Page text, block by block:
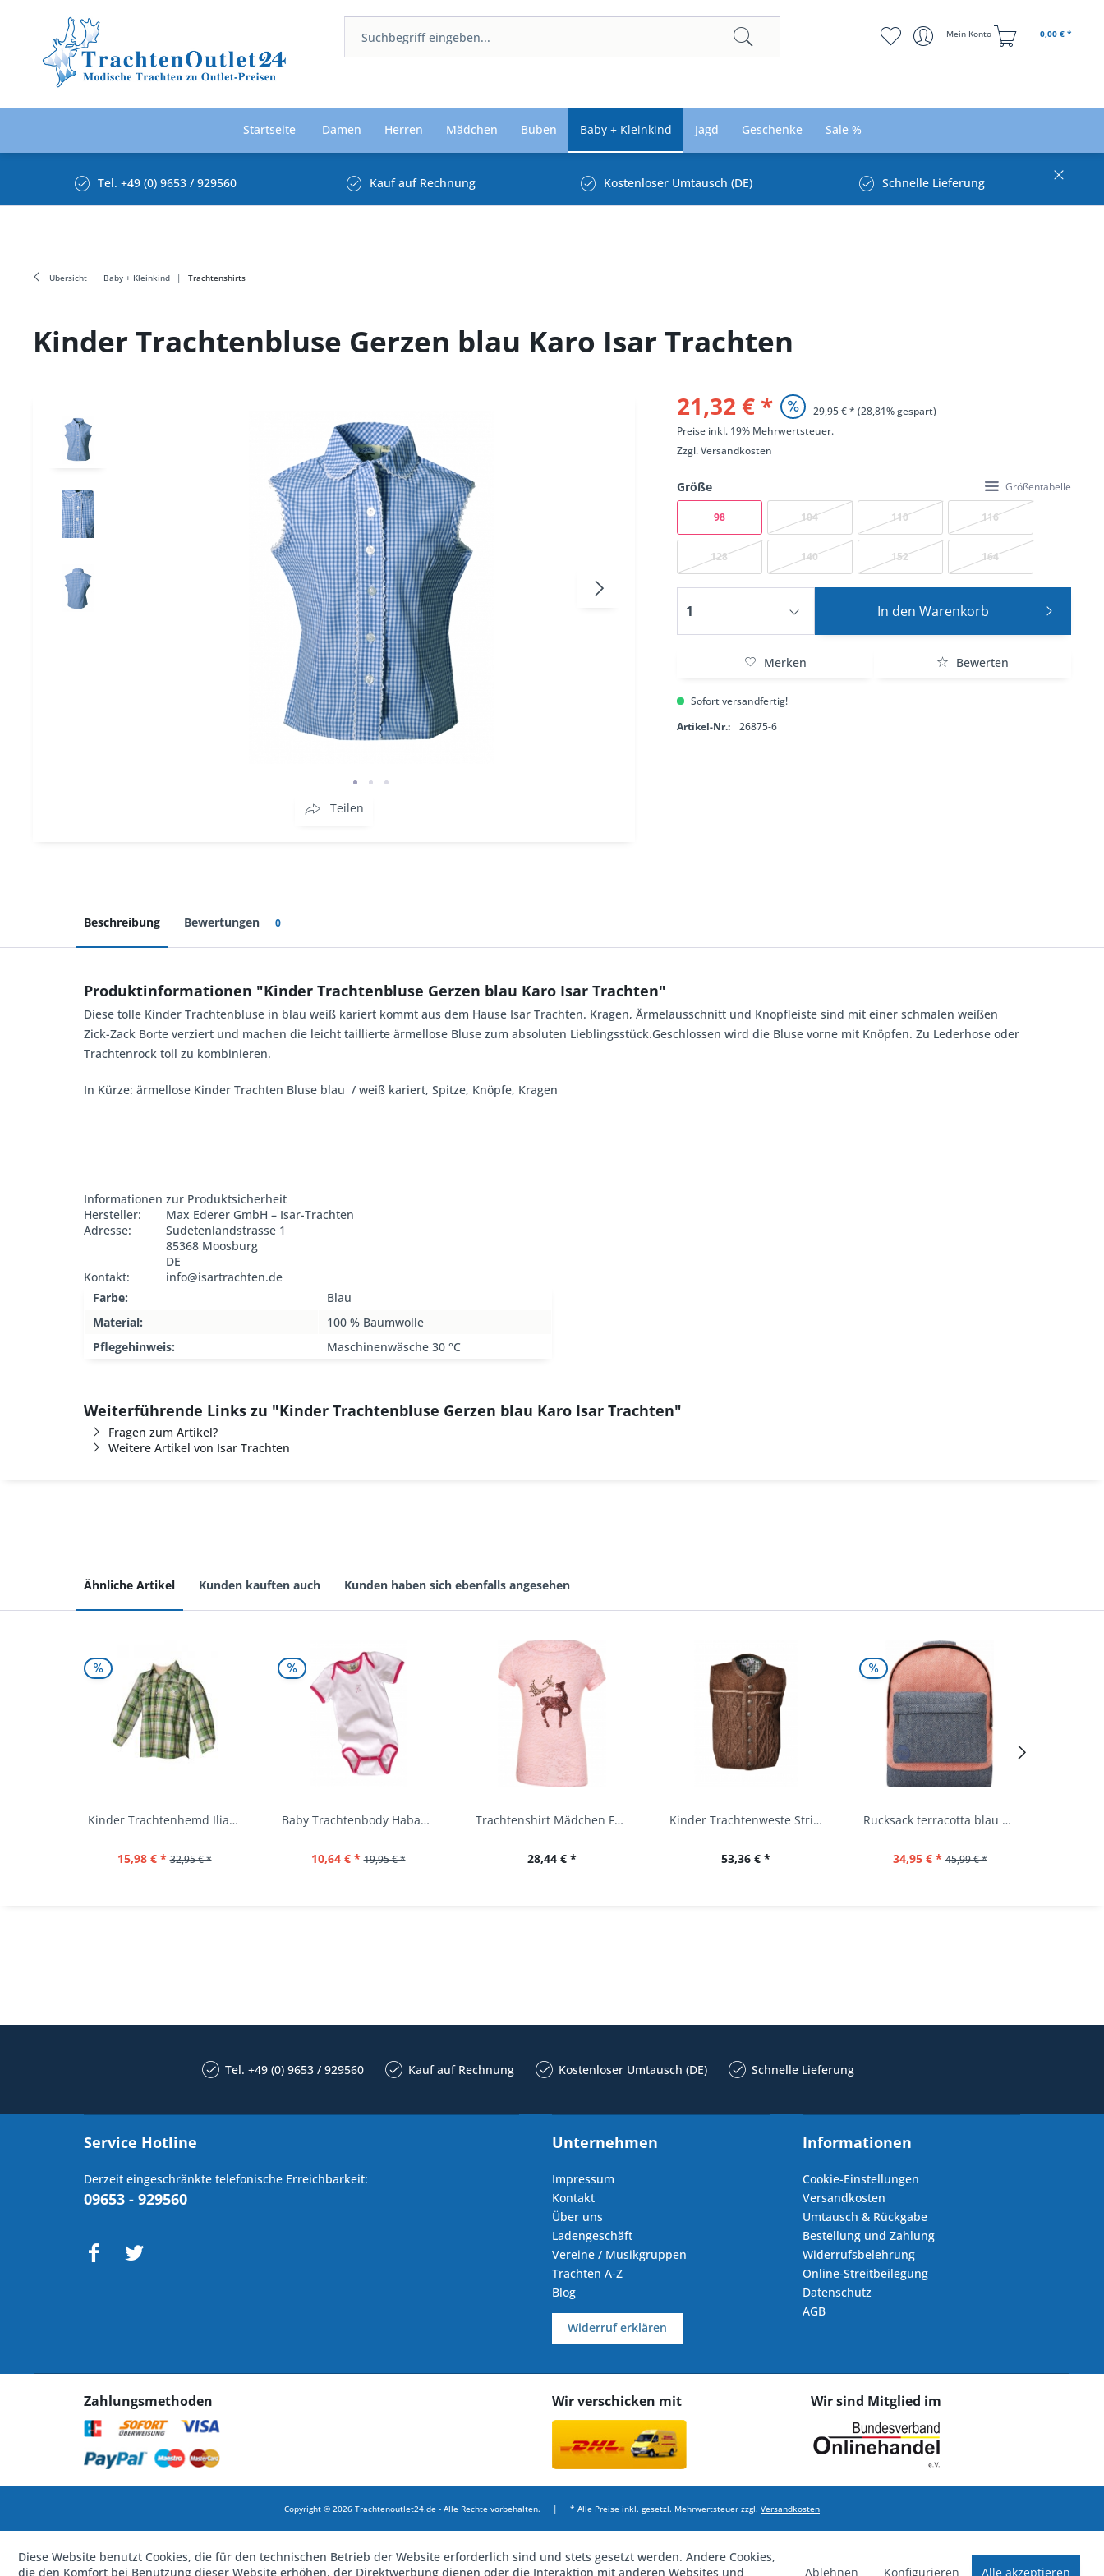
Mein Konto 0,00 € *
Startseite Damen Herren Mädchen Buben Baby + Kleinkind Jagd Geschenke Sale %
Tel. +49 (0) 9653 / 929560 Kauf auf Rechnung Kostenloser Umtausch (DE) Schnelle Lieferung
Übersicht Baby + Kleinkind Trachtenshirts
Kinder Trachtenbluse Gerzen blau Karo Isar Trachten
Teilen
21,32 € * 29,95 € *(28,81% gespart)
Preise inkl. 19% Mehrwertsteuer.
Zzgl.Versandkosten
Größe Größentabelle
98 104 110 116
128 140 152 164
In den Warenkorb
Merken Bewerten
Sofort versandfertig!
Artikel-Nr.:
26875-6
Beschreibung Bewertungen 0
Produktinformationen "Kinder Trachtenbluse Gerzen blau Karo Isar Trachten"
Diese tolle Kinder Trachtenbluse in blau weiß kariert kommt aus dem Hause Isar Trachten. Kragen, Ärmelausschnitt und Knopfleiste sind mit einer schmalen weißen
Zick-Zack Borte verziert und machen die leicht taillierte ärmellose Bluse zum absoluten Lieblingsstück.Geschlossen wird die Bluse vorne mit Knöpfen. Zu Lederhose oder
Trachtenrock toll zu kombinieren.
In Kürze: ärmellose Kinder Trachten Bluse blau / weiß kariert, Spitze, Knöpfe, Kragen
Informationen zur Produktsicherheit
Hersteller:
Max Ederer GmbH – Isar-Trachten
Adresse:
Sudetenlandstrasse 1
85368 Moosburg
DE
Kontakt:
info@isartrachten.de
Farbe:
Blau
Material:
100 % Baumwolle
Pflegehinweis:
Maschinenwäsche 30 °C
Weiterführende Links zu "Kinder Trachtenbluse Gerzen blau Karo Isar Trachten"
Fragen zum Artikel?
Weitere Artikel von Isar Trachten
Ähnliche Artikel Kunden kauften auch Kunden haben sich ebenfalls angesehen
Kinder Trachtenhemd Ilias giftgrün langarm...
15,98 € * 32,95 € *
Baby Trachtenbody Habach weiß/pink Isar Trachten
10,64 € * 19,95 € *
Trachtenshirt Mädchen Feli Kids rosa orchidee...
28,44 € *
Kinder Trachtenweste Strickweste Schirmitz...
53,36 € *
Rucksack terracotta blau navy Mi-Pac...
34,95 € * 45,99 € *
Tel. +49 (0) 9653 / 929560 Kauf auf Rechnung Kostenloser Umtausch (DE) Schnelle Lieferung
Service Hotline
Derzeit eingeschränkte telefonische Erreichbarkeit:
09653 - 929560
Unternehmen
Impressum
Kontakt
Über uns
Ladengeschäft
Vereine / Musikgruppen
Trachten A-Z
Blog
Widerruf erklären
Informationen
Cookie-Einstellungen
Versandkosten
Umtausch & Rückgabe
Bestellung und Zahlung
Widerrufsbelehrung
Online-Streitbeilegung
Datenschutz
AGB
Zahlungsmethoden Wir verschicken mit Wir sind Mitglied im
Copyright © 2026 Trachtenoutlet24.de - Alle Rechte vorbehalten. | * Alle Preise inkl. gesetzl. Mehrwertsteuer zzgl. Versandkosten
Diese Website benutzt Cookies, die für den technischen Betrieb der Website erforderlich sind und stets gesetzt werden. Andere Cookies,
die den Komfort bei Benutzung dieser Website erhöhen, der Direktwerbung dienen oder die Interaktion mit anderen Websites und
Ablehnen Konfigurieren Alle akzeptieren